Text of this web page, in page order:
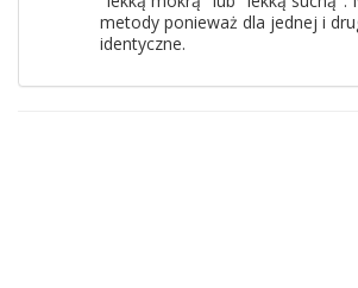
metody ponieważ dla jednej i
identyczne.